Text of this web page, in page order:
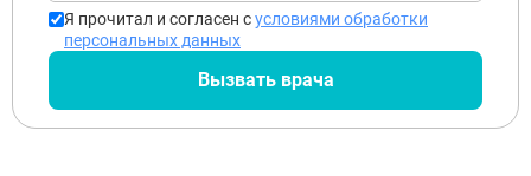
Я прочитал и согласен сусловиями обработки
персональных данных
Вызвать врача